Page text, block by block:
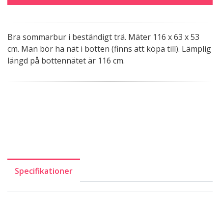
Bra sommarbur i beständigt trä. Mäter 116 x 63 x 53
cm. Man bör ha nät i botten (finns att köpa till). Lämplig
längd på bottennätet är 116 cm.
Specifikationer